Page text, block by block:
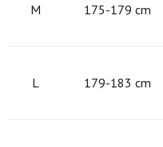
M 175-179 cm
L 179-183 cm